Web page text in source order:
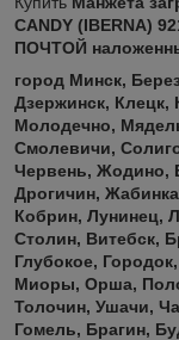
CANDY (IBERNA)
ПОЧТОЙ
город Минск,
Дзержинск,
Молодечно,
Смолевичи,
Червень, Жодино,
Дрогичин,
Кобрин, Лунинец,
Столин, Витебск,
Глубокое,
Миоры, Орша,
Толочин, Ушачи,
Гомель, Брагин,